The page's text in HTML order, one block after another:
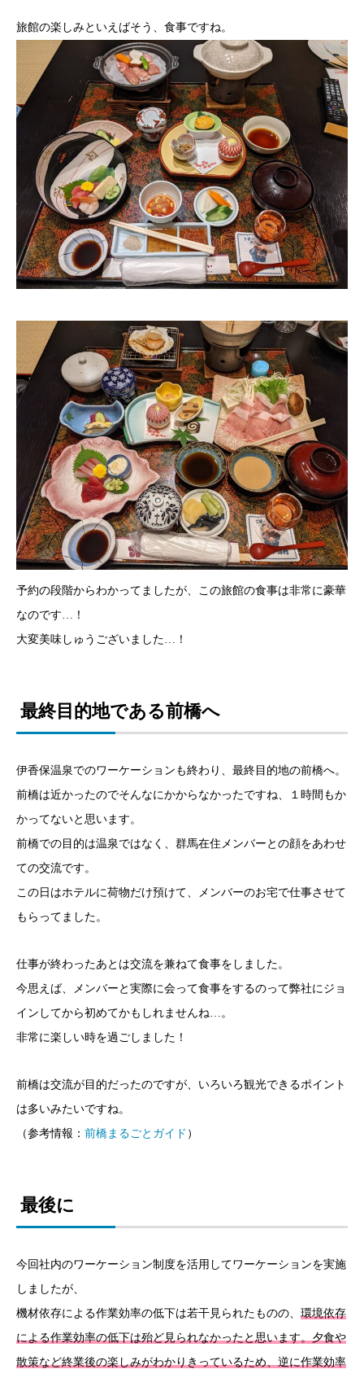
旅館の楽しみといえばそう、食事ですね。
予約の段階からわかってましたが、この旅館の食事は非常に豪華
なのです…！
大変美味しゅうございました…！
最終目的地である前橋へ
伊香保温泉でのワーケーションも終わり、最終目的地の前橋へ。
前橋は近かったのでそんなにかからなかったですね、１時間もか
かってないと思います。
前橋での目的は温泉ではなく、群馬在住メンバーとの顔をあわせ
ての交流です。
この日はホテルに荷物だけ預けて、メンバーのお宅で仕事させて
もらってました。
仕事が終わったあとは交流を兼ねて食事をしました。
今思えば、メンバーと実際に会って食事をするのって弊社にジョ
インしてから初めてかもしれませんね…。
非常に楽しい時を過ごしました！
前橋は交流が目的だったのですが、いろいろ観光できるポイント
は多いみたいですね。
（参考情報： 前橋まるごとガイド ）
最後に
今回社内のワーケーション制度を活用してワーケーションを実施
しましたが、
機材依存による作業効率の低下は若干見られたものの、 環境依存
による作業効率の低下は殆ど見られなかったと思います。夕食や
散策など終業後の楽しみがわかりきっているため、逆に作業効率